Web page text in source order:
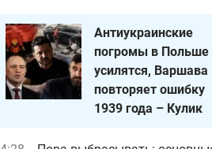
Антиукраинские
погромы в Польше
усилятся, Варшава
повторяет ошибку
1939 года – Кулик